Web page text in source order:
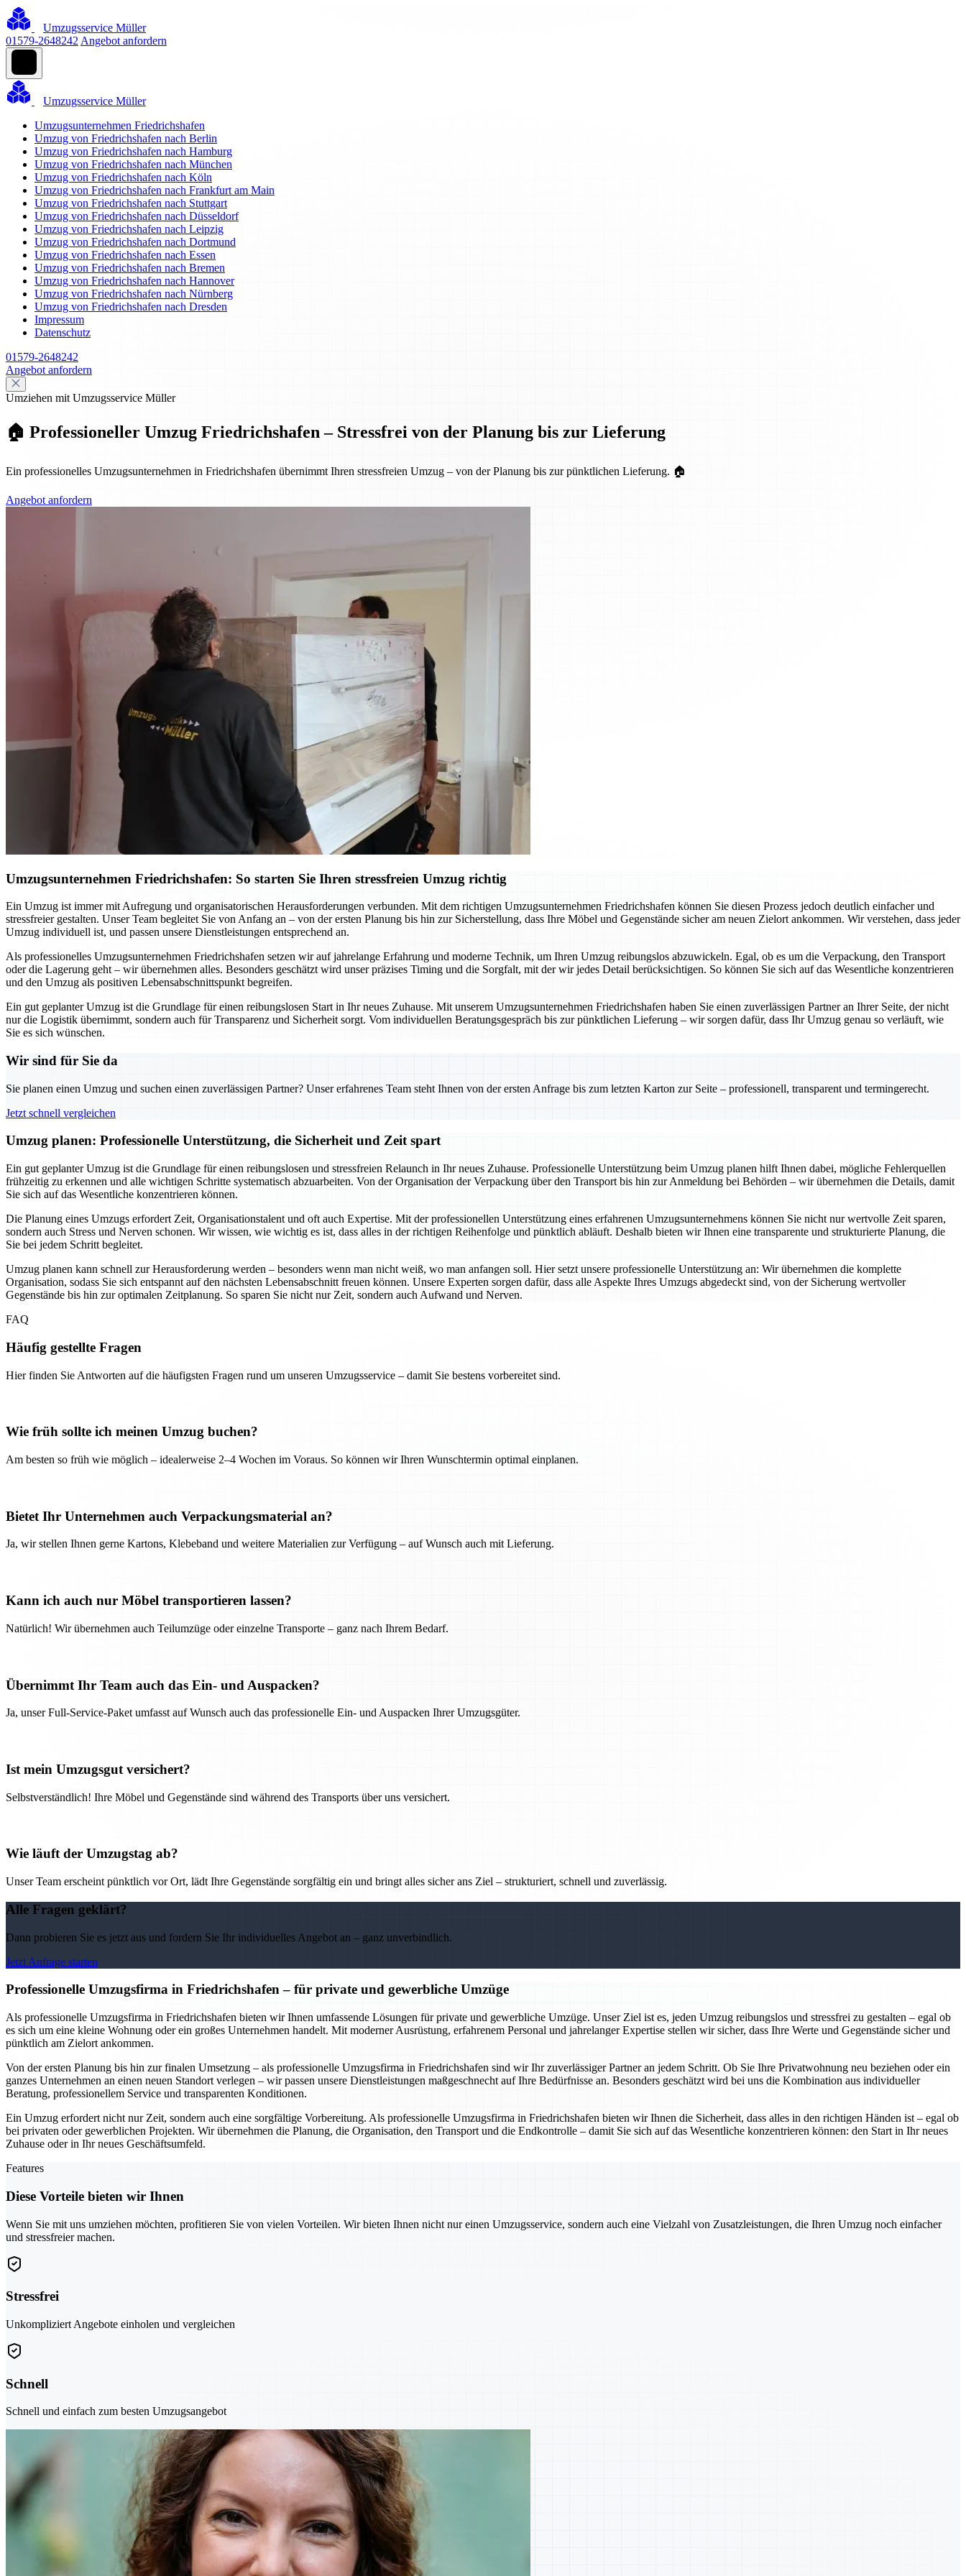
Umzugsservice Müller
01579-2648242 Angebot anfordern
Umzugsservice Müller
Umzugsunternehmen Friedrichshafen
Umzug von Friedrichshafen nach Berlin
Umzug von Friedrichshafen nach Hamburg
Umzug von Friedrichshafen nach München
Umzug von Friedrichshafen nach Köln
Umzug von Friedrichshafen nach Frankfurt am Main
Umzug von Friedrichshafen nach Stuttgart
Umzug von Friedrichshafen nach Düsseldorf
Umzug von Friedrichshafen nach Leipzig
Umzug von Friedrichshafen nach Dortmund
Umzug von Friedrichshafen nach Essen
Umzug von Friedrichshafen nach Bremen
Umzug von Friedrichshafen nach Hannover
Umzug von Friedrichshafen nach Nürnberg
Umzug von Friedrichshafen nach Dresden
Impressum
Datenschutz
01579-2648242
Angebot anfordern
Umziehen mit Umzugsservice Müller
🏠 Professioneller Umzug Friedrichshafen – Stressfrei von der Planung bis zur Lieferung
Ein professionelles Umzugsunternehmen in Friedrichshafen übernimmt Ihren stressfreien Umzug – von der Planung bis zur pünktlichen Lieferung. 🏠
Angebot anfordern
Umzugsunternehmen Friedrichshafen: So starten Sie Ihren stressfreien Umzug richtig
Ein Umzug ist immer mit Aufregung und organisatorischen Herausforderungen verbunden. Mit dem richtigen Umzugsunternehmen Friedrichshafen können Sie diesen Prozess jedoch deutlich einfacher und
stressfreier gestalten. Unser Team begleitet Sie von Anfang an – von der ersten Planung bis hin zur Sicherstellung, dass Ihre Möbel und Gegenstände sicher am neuen Zielort ankommen. Wir verstehen, dass jeder
Umzug individuell ist, und passen unsere Dienstleistungen entsprechend an.
Als professionelles Umzugsunternehmen Friedrichshafen setzen wir auf jahrelange Erfahrung und moderne Technik, um Ihren Umzug reibungslos abzuwickeln. Egal, ob es um die Verpackung, den Transport
oder die Lagerung geht – wir übernehmen alles. Besonders geschätzt wird unser präzises Timing und die Sorgfalt, mit der wir jedes Detail berücksichtigen. So können Sie sich auf das Wesentliche konzentrieren
und den Umzug als positiven Lebensabschnittspunkt begreifen.
Ein gut geplanter Umzug ist die Grundlage für einen reibungslosen Start in Ihr neues Zuhause. Mit unserem Umzugsunternehmen Friedrichshafen haben Sie einen zuverlässigen Partner an Ihrer Seite, der nicht
nur die Logistik übernimmt, sondern auch für Transparenz und Sicherheit sorgt. Vom individuellen Beratungsgespräch bis zur pünktlichen Lieferung – wir sorgen dafür, dass Ihr Umzug genau so verläuft, wie
Sie es sich wünschen.
Wir sind für Sie da
Sie planen einen Umzug und suchen einen zuverlässigen Partner? Unser erfahrenes Team steht Ihnen von der ersten Anfrage bis zum letzten Karton zur Seite – professionell, transparent und termingerecht.
Jetzt schnell vergleichen
Umzug planen: Professionelle Unterstützung, die Sicherheit und Zeit spart
Ein gut geplanter Umzug ist die Grundlage für einen reibungslosen und stressfreien Relaunch in Ihr neues Zuhause. Professionelle Unterstützung beim Umzug planen hilft Ihnen dabei, mögliche Fehlerquellen
frühzeitig zu erkennen und alle wichtigen Schritte systematisch abzuarbeiten. Von der Organisation der Verpackung über den Transport bis hin zur Anmeldung bei Behörden – wir übernehmen die Details, damit
Sie sich auf das Wesentliche konzentrieren können.
Die Planung eines Umzugs erfordert Zeit, Organisationstalent und oft auch Expertise. Mit der professionellen Unterstützung eines erfahrenen Umzugsunternehmens können Sie nicht nur wertvolle Zeit sparen,
sondern auch Stress und Nerven schonen. Wir wissen, wie wichtig es ist, dass alles in der richtigen Reihenfolge und pünktlich abläuft. Deshalb bieten wir Ihnen eine transparente und strukturierte Planung, die
Sie bei jedem Schritt begleitet.
Umzug planen kann schnell zur Herausforderung werden – besonders wenn man nicht weiß, wo man anfangen soll. Hier setzt unsere professionelle Unterstützung an: Wir übernehmen die komplette
Organisation, sodass Sie sich entspannt auf den nächsten Lebensabschnitt freuen können. Unsere Experten sorgen dafür, dass alle Aspekte Ihres Umzugs abgedeckt sind, von der Sicherung wertvoller
Gegenstände bis hin zur optimalen Zeitplanung. So sparen Sie nicht nur Zeit, sondern auch Aufwand und Nerven.
FAQ
Häufig gestellte Fragen
Hier finden Sie Antworten auf die häufigsten Fragen rund um unseren Umzugsservice – damit Sie bestens vorbereitet sind.
Wie früh sollte ich meinen Umzug buchen?
Am besten so früh wie möglich – idealerweise 2–4 Wochen im Voraus. So können wir Ihren Wunschtermin optimal einplanen.
Bietet Ihr Unternehmen auch Verpackungsmaterial an?
Ja, wir stellen Ihnen gerne Kartons, Klebeband und weitere Materialien zur Verfügung – auf Wunsch auch mit Lieferung.
Kann ich auch nur Möbel transportieren lassen?
Natürlich! Wir übernehmen auch Teilumzüge oder einzelne Transporte – ganz nach Ihrem Bedarf.
Übernimmt Ihr Team auch das Ein- und Auspacken?
Ja, unser Full-Service-Paket umfasst auf Wunsch auch das professionelle Ein- und Auspacken Ihrer Umzugsgüter.
Ist mein Umzugsgut versichert?
Selbstverständlich! Ihre Möbel und Gegenstände sind während des Transports über uns versichert.
Wie läuft der Umzugstag ab?
Unser Team erscheint pünktlich vor Ort, lädt Ihre Gegenstände sorgfältig ein und bringt alles sicher ans Ziel – strukturiert, schnell und zuverlässig.
Alle Fragen geklärt?
Dann probieren Sie es jetzt aus und fordern Sie Ihr individuelles Angebot an – ganz unverbindlich.
Jetzt Anfrage starten
Professionelle Umzugsfirma in Friedrichshafen – für private und gewerbliche Umzüge
Als professionelle Umzugsfirma in Friedrichshafen bieten wir Ihnen umfassende Lösungen für private und gewerbliche Umzüge. Unser Ziel ist es, jeden Umzug reibungslos und stressfrei zu gestalten – egal ob
es sich um eine kleine Wohnung oder ein großes Unternehmen handelt. Mit moderner Ausrüstung, erfahrenem Personal und jahrelanger Expertise stellen wir sicher, dass Ihre Werte und Gegenstände sicher und
pünktlich am Zielort ankommen.
Von der ersten Planung bis hin zur finalen Umsetzung – als professionelle Umzugsfirma in Friedrichshafen sind wir Ihr zuverlässiger Partner an jedem Schritt. Ob Sie Ihre Privatwohnung neu beziehen oder ein
ganzes Unternehmen an einen neuen Standort verlegen – wir passen unsere Dienstleistungen maßgeschnecht auf Ihre Bedürfnisse an. Besonders geschätzt wird bei uns die Kombination aus individueller
Beratung, professionellem Service und transparenten Konditionen.
Ein Umzug erfordert nicht nur Zeit, sondern auch eine sorgfältige Vorbereitung. Als professionelle Umzugsfirma in Friedrichshafen bieten wir Ihnen die Sicherheit, dass alles in den richtigen Händen ist – egal ob
bei privaten oder gewerblichen Projekten. Wir übernehmen die Planung, die Organisation, den Transport und die Endkontrolle – damit Sie sich auf das Wesentliche konzentrieren können: den Start in Ihr neues
Zuhause oder in Ihr neues Geschäftsumfeld.
Features
Diese Vorteile bieten wir Ihnen
Wenn Sie mit uns umziehen möchten, profitieren Sie von vielen Vorteilen. Wir bieten Ihnen nicht nur einen Umzugsservice, sondern auch eine Vielzahl von Zusatzleistungen, die Ihren Umzug noch einfacher
und stressfreier machen.
Stressfrei
Unkompliziert Angebote einholen und vergleichen
Schnell
Schnell und einfach zum besten Umzugsangebot